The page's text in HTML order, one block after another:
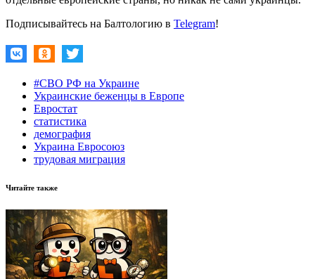
Подписывайтесь на Балтологию в Telegram!
#СВО РФ на Украине
Украинские беженцы в Европе
Евростат
статистика
демография
Украина Евросоюз
трудовая миграция
Читайте также